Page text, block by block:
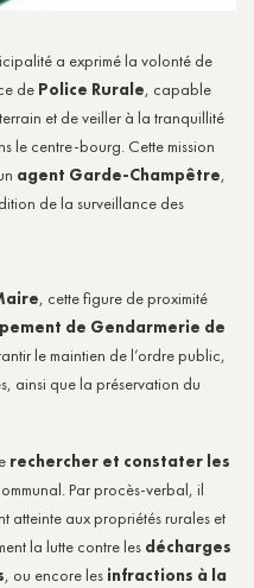
a exprimé la volonté de
de Police Rurale, capable
et de veiller à la tranquillité
le centre-bourg. Cette mission
agent Garde-Champêtre,
de la surveillance des
, cette figure de proximité
de Gendarmerie de
le maintien de l’ordre public,
ainsi que la préservation du
rechercher et constater les
Par procès-verbal, il
atteinte aux propriétés rurales et
la lutte contre les décharges
, ou encore les infractions à la